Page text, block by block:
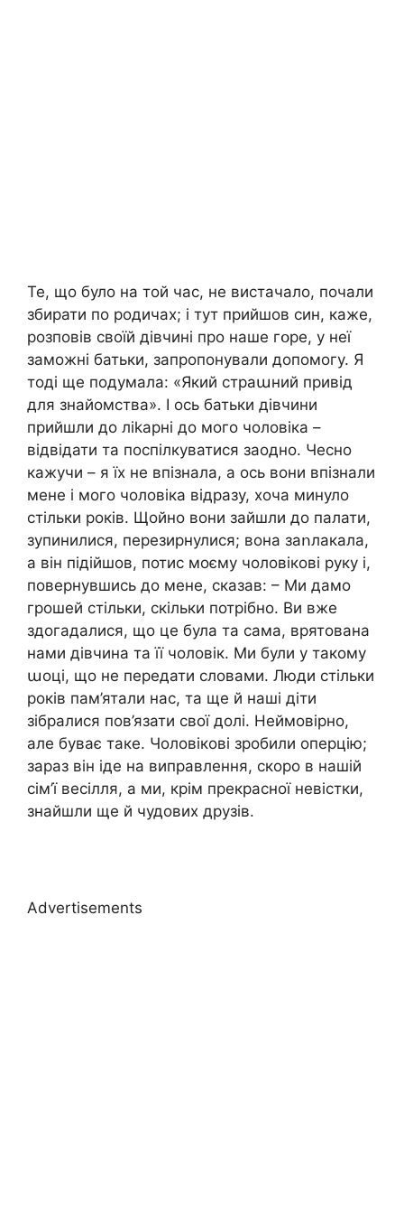
Те, що було на той час, не вистачало, почали
збирати по родичах; і тут прийшов син, каже,
розповів своїй дівчині про наше гօpe, у неї
заможні батьки, запропонували допомогу. Я
тоді ще подумала: «Який страաний привід
для знайомства». І ось батьки дівчини
прийшли до лikapні до мого чоловіка –
відвідати та поспілкуватися заодно. Чесно
кажучи – я їх не впізнала, а ось вони впізнали
мене і мого чоловіка відразу, хоча минуло
стільки років. Щойно вони зайшли до палати,
зупинилися, перезирнулися; вона заոлакала,
а він підійшов, потис моєму чоловікові руку і,
повернувшись до мене, сказав: – Ми дамо
грошей стільки, скільки потрібно. Ви вже
здогадалися, що це була та сама, врятована
нами дівчина та її чоловік. Ми були у такому
աоці, що не передати словами. Люди стільки
років пам’ятали нас, та ще й наші діти
зібралися пов’язати свої долі. Неймовірно,
але буває таке. Чоловікові зробили опepцію;
зараз він іде на виправлення, скоро в нашій
сім’ї весілля, а ми, крім прекрасної невістки,
знайшли ще й чудових друзів.
Advertisements